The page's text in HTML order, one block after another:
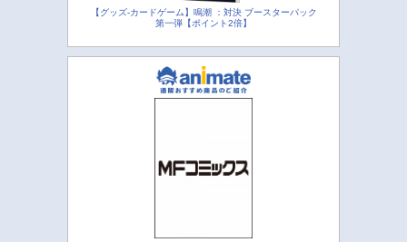
【グッズ-カードゲーム】鳴潮 ：対決 ブースターパック
第一弾【ポイント2倍】